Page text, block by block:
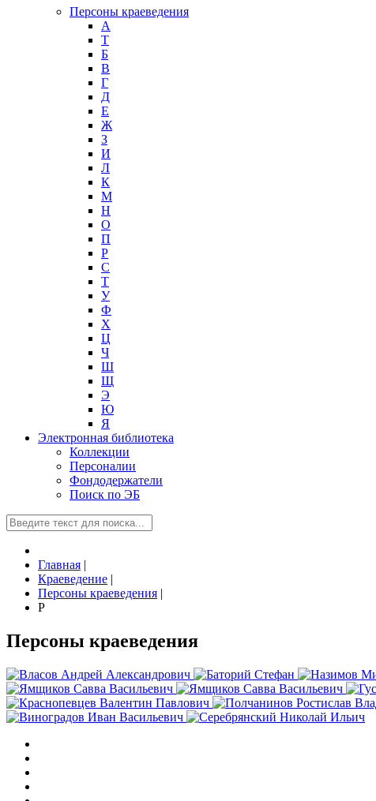
Персоны краеведения
А
T
Б
В
Г
Д
Е
Ж
З
И
Л
К
М
Н
О
П
Р
С
Т
У
Ф
Х
Ц
Ч
Ш
Щ
Э
Ю
Я
Электронная библиотека
Коллекции
Персоналии
Фондодержатели
Поиск по ЭБ
Главная |
Краеведение |
Персоны краеведения |
Р
Персоны краеведения